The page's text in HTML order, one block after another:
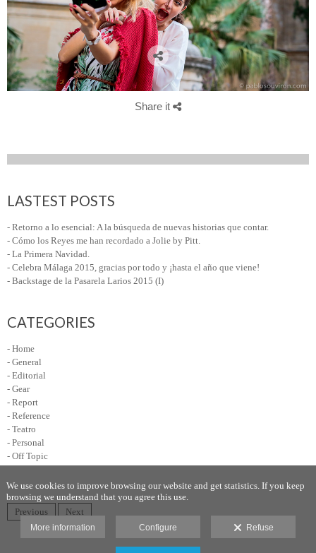
Share it
LASTEST POSTS
- Retorno a lo esencial: A la búsqueda de nuevas historias que contar.
- Cómo los Reyes me han recordado a Jolie by Pitt.
- La Primera Navidad.
- Celebra Málaga 2015, gracias por todo y ¡hasta el año que viene!
- Backstage de la Pasarela Larios 2015 (I)
CATEGORIES
- Home
- General
- Editorial
- Gear
- Report
- Reference
- Teatro
- Personal
- Off Topic
Previous Next
We use cookies to improve browsing our website and get statistics. If you keep
browsing we understand that you agree this use.
More information Configure Refuse